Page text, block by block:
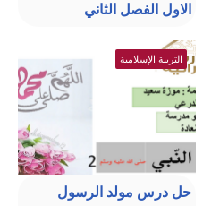
الاول الفصل الثاني
التربية الإسلامية
حل درس مولد الرسول